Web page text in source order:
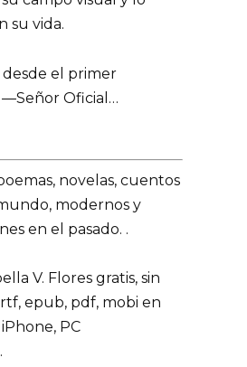
su vida.
desde el primer
Oficial…
novelas, cuentos
modernos y
en el pasado. .
V. Flores gratis, sin
epub, pdf, mobi en
PC